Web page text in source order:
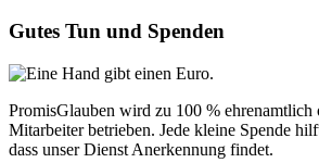
Gutes Tun und Spenden
PromisGlauben wird zu 100 % ehrenamtlich
Mitarbeiter betrieben. Jede kleine Spende
dass unser Dienst Anerkennung findet.